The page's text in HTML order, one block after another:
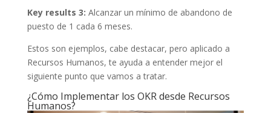
Key results 3: Alcanzar un mínimo de abandono de
puesto de 1 cada 6 meses.
Estos son ejemplos, cabe destacar, pero aplicado a
Recursos Humanos, te ayuda a entender mejor el
siguiente punto que vamos a tratar.
¿Cómo Implementar los OKR desde Recursos
Humanos?